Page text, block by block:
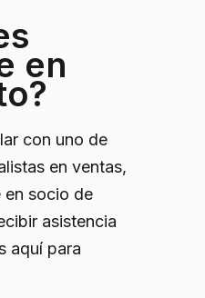
en
con uno de
en ventas,
en socio de
asistencia
aquí para